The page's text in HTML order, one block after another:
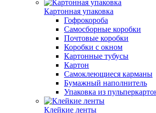
Картонная упаковка
Гофрокороба
Самосборные коробки
Почтовые коробки
Коробки с окном
Картонные тубусы
Картон
Самоклеющиеся карманы
Бумажный наполнитель
Упаковка из
Клейкие ленты